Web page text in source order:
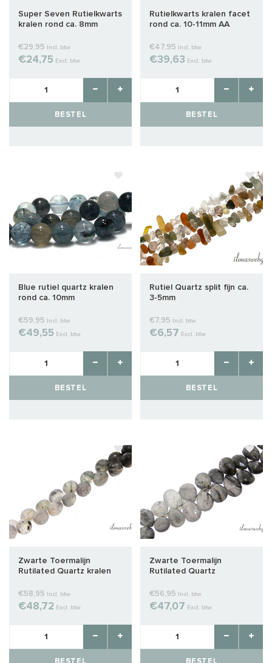
Super Seven Rutielkwarts
kralen rond ca. 8mm
€29,95 Incl. btw
€24,75 Excl. btw
BESTEL
Rutielkwarts kralen facet
rond ca. 10-11mm AA
€47,95 Incl. btw
€39,63 Excl. btw
BESTEL
Blue rutiel quartz kralen
rond ca. 10mm
€59,95 Incl. btw
€49,55 Excl. btw
BESTEL
Rutiel Quartz split fijn ca.
3-5mm
€7,95 Incl. btw
€6,57 Excl. btw
BESTEL
Zwarte Toermalijn
Rutilated Quartz kralen
€58,95 Incl. btw
€48,72 Excl. btw
Zwarte Toermalijn
Rutilated Quartz
€56,95 Incl. btw
€47,07 Excl. btw